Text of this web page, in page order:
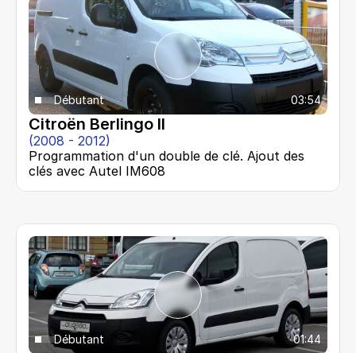
03:54
Débutant
Citroën Berlingo II
(2008 - 2012)
Programmation d'un double de clé. Ajout des
clés avec Autel IM608
01:44
Débutant